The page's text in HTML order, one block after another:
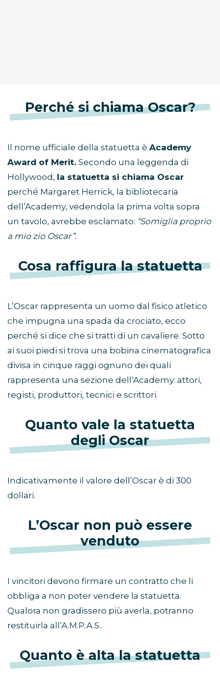
Perché si chiama Oscar?
Il nome ufficiale della statuetta è Academy
Award of Merit. Secondo una leggenda di
Hollywood, la statuetta si chiama Oscar
perché Margaret Herrick, la bibliotecaria
dell’Academy, vedendola la prima volta sopra
un tavolo, avrebbe esclamato: “Somiglia proprio
a mio zio Oscar”.
Cosa raffigura la statuetta
L’Oscar rappresenta un uomo dal fisico atletico
che impugna una spada da crociato, ecco
perché si dice che si tratti di un cavaliere. Sotto
ai suoi piedi si trova una bobina cinematografica
divisa in cinque raggi ognuno dei quali
rappresenta una sezione dell’Academy: attori,
registi, produttori, tecnici e scrittori.
Quanto vale la statuetta
degli Oscar
Indicativamente il valore dell’Oscar è di 300
dollari.
L’Oscar non può essere
venduto
I vincitori devono firmare un contratto che li
obbliga a non poter vendere la statuetta.
Qualora non gradissero più averla, potranno
restituirla all’A.M.P.A.S..
Quanto è alta la statuetta